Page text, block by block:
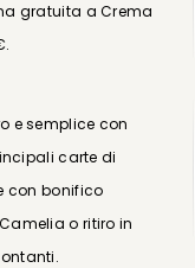
gratuita a Crema
e semplice con
carte di
con bonifico
o ritiro in